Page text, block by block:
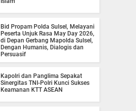
Bid Propam Polda Sulsel, Melayani
Peserta Unjuk Rasa May Day 2026,
di Depan Gerbang Mapolda Sulsel,
Dengan Humanis, Dialogis dan
Persuasif
Kapolri dan Panglima Sepakat
Sinergitas TNI-Polri Kunci Sukses
Keamanan KTT ASEAN